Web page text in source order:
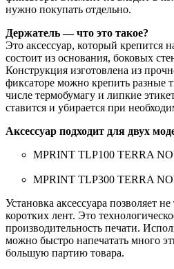
нужно покупать отдельно.
Держатель — что это такое?
Это аксессуар, который крепится
состоит из основания, боковых
Конструкция изготовлена из
фиксаторе можно крепить разные
числе термобумагу и липкие
ставится и убирается при
Аксессуар подходит для двух
MPRINT TLP100 TERRA
MPRINT TLP300 TERRA
Установка аксессуара позволяет
коротких лент. Это
производительность печати.
можно быстро напечатать много
большую партию товара.